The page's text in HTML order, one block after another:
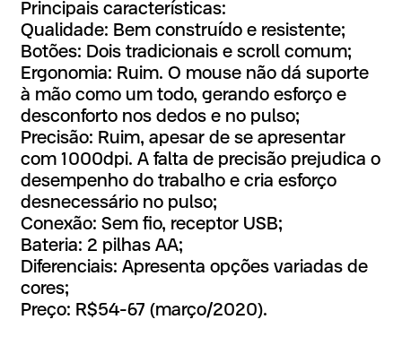
Principais características:
Qualidade: Bem construído e resistente;
Botões: Dois tradicionais e scroll comum;
Ergonomia: Ruim. O mouse não dá suporte
à mão como um todo, gerando esforço e
desconforto nos dedos e no pulso;
Precisão: Ruim, apesar de se apresentar
com 1000dpi. A falta de precisão prejudica o
desempenho do trabalho e cria esforço
desnecessário no pulso;
Conexão: Sem fio, receptor USB;
Bateria: 2 pilhas AA;
Diferenciais: Apresenta opções variadas de
cores;
Preço: R$54-67 (março/2020).